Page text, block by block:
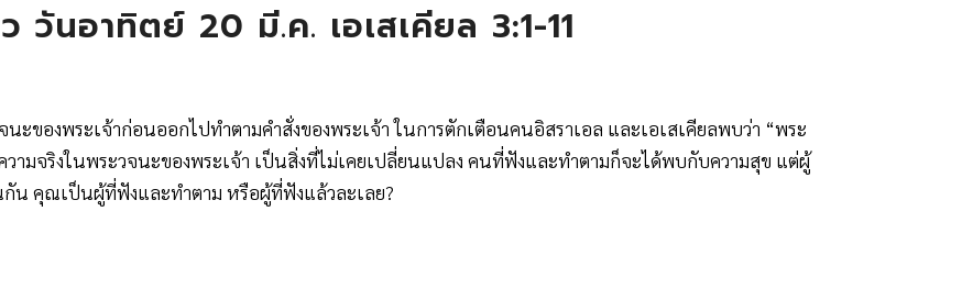
วันอาทิตย์ 20 มี.ค. เอเสเคียล 3:1-11
ะของพระเจ้าก่อนออกไปทำตามคำสั่งของพระเจ้า ในการตักเตือนคนอิสราเอล และเอเสเคียลพบว่า “พระ
ามจริงในพระวจนะของพระเจ้า เป็นสิ่งที่ไม่เคยเปลี่ยนแปลง คนที่ฟังและทำตามก็จะได้พบกับความสุข แต่ผู้
กัน คุณเป็นผู้ที่ฟังและทำตาม หรือผู้ที่ฟังแล้วละเลย?